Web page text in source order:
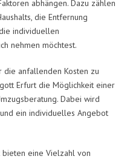
abhängen. Dazu zählen
die Entfernung
individuellen
nehmen möchtest.
anfallenden Kosten zu
Erfurt die Möglichkeit einer
Dabei wird
ein individuelles Angebot
eine Vielzahl von